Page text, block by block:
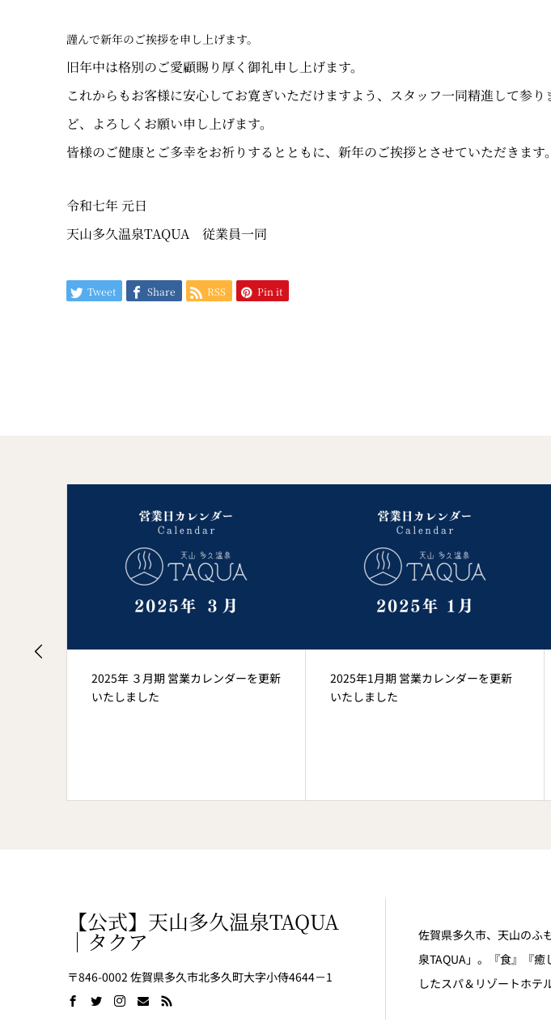
謹んで新年のご挨拶を申し上げます。
旧年中は格別のご愛顧賜り厚く御礼申し上げます。
これからもお客様に安心してお寛ぎいただけますよう、スタッフ一同精進して参
ど、よろしくお願い申し上げます。
皆様のご健康とご多幸をお祈りするとともに、新年のご挨拶とさせていただきます。
令和七年 元日
天山多久温泉TAQUA 従業員一同
Tweet Share RSS Pin it
2025年 ３月期 営業カレンダーを更新
いたしました
2025年1月期 営業カレンダーを更新
いたしました
【公式】天山多久温泉TAQUA
｜タクア
〒846-0002 佐賀県多久市北多久町大字小侍4644－1
佐賀県多久市、天山のふ
泉TAQUA」。『食』『
したスパ＆リゾートホテ